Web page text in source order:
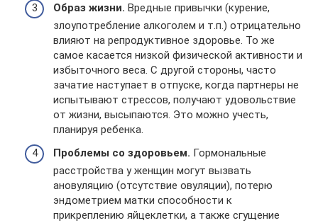
Образ жизни. Вредные привычки (курение,
злоупотребление алкоголем и т.п.) отрицательно
влияют на репродуктивное здоровье. То же
самое касается низкой физической активности и
избыточного веса. С другой стороны, часто
зачатие наступает в отпуске, когда партнеры не
испытывают стрессов, получают удовольствие
от жизни, высыпаются. Это можно учесть,
планируя ребенка.
Проблемы со здоровьем. Гормональные
расстройства у женщин могут вызвать
ановуляцию (отсутствие овуляции), потерю
эндометрием матки способности к
прикреплению яйцеклетки, а также сгущение